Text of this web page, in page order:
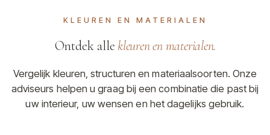
KLEUREN EN MATERIALEN
Ontdek alle kleuren en materialen.
Vergelijk kleuren, structuren en materiaalsoorten. Onze
adviseurs helpen u graag bij een combinatie die past bij
uw interieur, uw wensen en het dagelijks gebruik.